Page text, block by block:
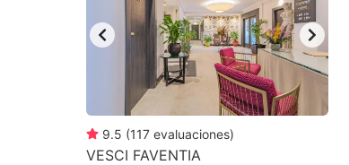
9.5 (117 evaluaciones)
VESCI FAVENTIA